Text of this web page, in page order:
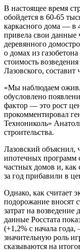
В настоящее время
обойдется в 60-65
каркасного дома — в
привела свои данные
деревянного
о домах из
стоимость
Лазовского, составит
«Мы наблюдаем
обусловлено
фактор — это рост
прокомментировал
Технониколь»
строительства.
Лазовский объяснил,
ипотечных программ
частных домов и, как
за год прибавили в
Однако, как считает
подорожание вносят
затрат на возведение
данные Росстата
(+1,2% с начала
значительную роль
сказываются на